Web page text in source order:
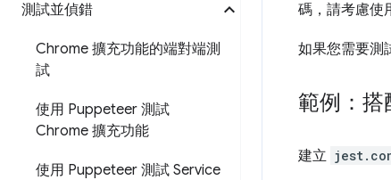
測試並偵錯
Chrome 擴充功能的端對端測
試
使用 Puppeteer 測試
Chrome 擴充功能
使用 Puppeteer 測試 Service
碼，請考慮使
如果您需要測
範例：搭
建立